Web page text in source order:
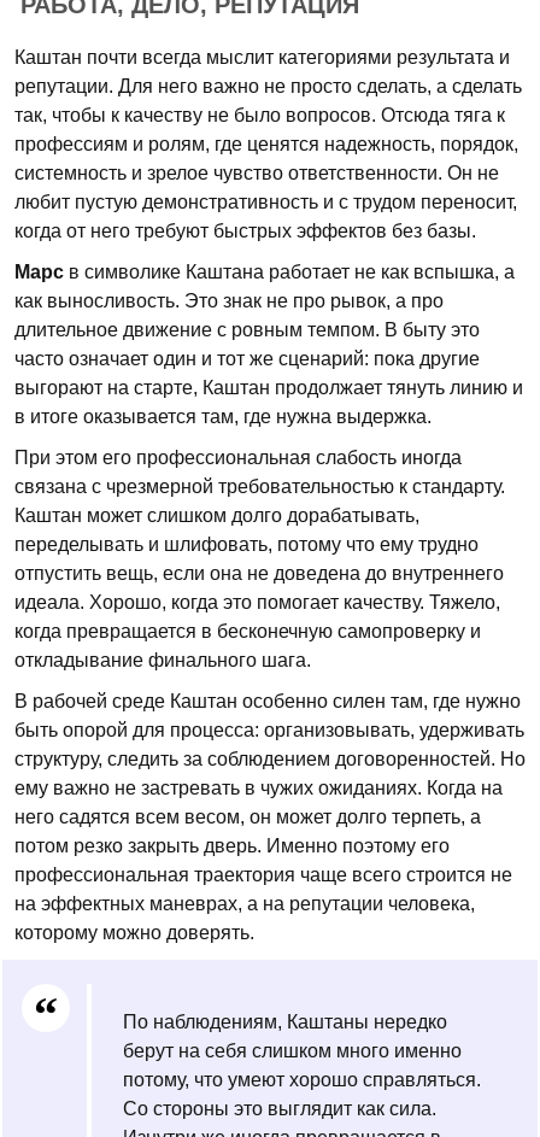
Каштан почти всегда мыслит категориями результата и
репутации. Для него важно не просто сделать, а сделать
так, чтобы к качеству не было вопросов. Отсюда тяга к
профессиям и ролям, где ценятся надежность, порядок,
системность и зрелое чувство ответственности. Он не
любит пустую демонстративность и с трудом переносит,
когда от него требуют быстрых эффектов без базы.
Марс в символике Каштана работает не как вспышка, а
как выносливость. Это знак не про рывок, а про
длительное движение с ровным темпом. В быту это
часто означает один и тот же сценарий: пока другие
выгорают на старте, Каштан продолжает тянуть линию и
в итоге оказывается там, где нужна выдержка.
При этом его профессиональная слабость иногда
связана с чрезмерной требовательностью к стандарту.
Каштан может слишком долго дорабатывать,
переделывать и шлифовать, потому что ему трудно
отпустить вещь, если она не доведена до внутреннего
идеала. Хорошо, когда это помогает качеству. Тяжело,
когда превращается в бесконечную самопроверку и
откладывание финального шага.
В рабочей среде Каштан особенно силен там, где нужно
быть опорой для процесса: организовывать, удерживать
структуру, следить за соблюдением договоренностей. Но
ему важно не застревать в чужих ожиданиях. Когда на
него садятся всем весом, он может долго терпеть, а
потом резко закрыть дверь. Именно поэтому его
профессиональная траектория чаще всего строится не
на эффектных маневрах, а на репутации человека,
которому можно доверять.
По наблюдениям, Каштаны нередко
берут на себя слишком много именно
потому, что умеют хорошо справляться.
Со стороны это выглядит как сила.